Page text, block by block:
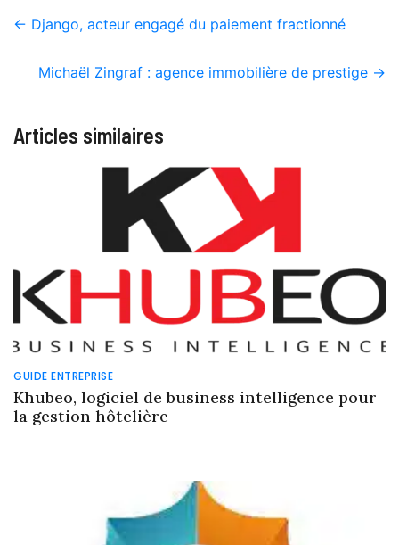
← Django, acteur engagé du paiement fractionné
Michaël Zingraf : agence immobilière de prestige →
Articles similaires
GUIDE ENTREPRISE
Khubeo, logiciel de business intelligence pour
la gestion hôtelière